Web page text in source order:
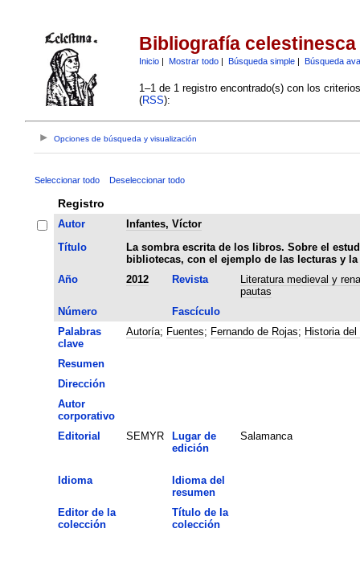
Bibliografía celestinesca
Inicio| Mostrar todo| Búsqueda simple| Búsqueda
1–1 de 1 registro encontrado(s) con los
(RSS):
Opciones de búsqueda y visualización
Seleccionar todo Deseleccionar todo
Registro
Autor
Infantes, Víctor
Título
La sombra escrita de los libros. Sobre el
bibliotecas, con el ejemplo de las lecturas y
Año
2012 Revista
Literatura medieval y
pautas
Número
Fascículo
Palabras
clave
Autoría; Fuentes; Fernando de Rojas; Historia del
Resumen
Dirección
Autor
corporativo
Editorial
SEMYR
Lugar de
edición
Salamanca
Idioma
Idioma del
resumen
Editor de la
colección
Título de la
colección